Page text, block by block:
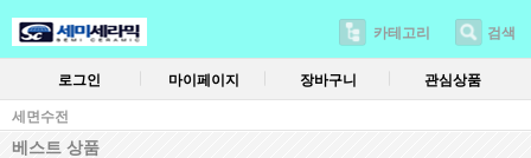
카테고리 검색
로그인 마이페이지 장바구니 관심상품
세면수전
베스트 상품